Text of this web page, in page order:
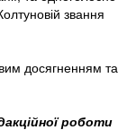
звання
досягненням та
роботи